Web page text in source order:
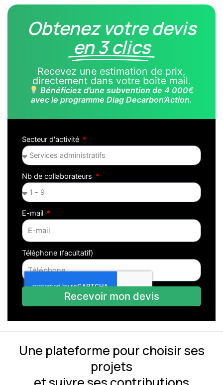
Obtenez votre devis
en 3 clics
Recevez une estimation de prix,
directement dans votre boîte mail.
Bénéficiez d’une subvention de 4 000€
avec le programme Diag Decarbon’Action.
Secteur d'activité
Nb de collaborateurs
E-mail
Téléphone (facultatif)
Recevoir mon devis
Une plateforme pour choisir ses
projets